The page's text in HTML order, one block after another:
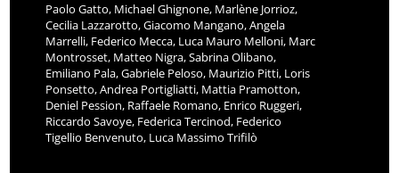
Paolo Gatto, Michael Ghignone, Marlène Jorrioz,
Cecilia Lazzarotto, Giacomo Mangano, Angela
Marrelli, Federico Mecca, Luca Mauro Melloni, Marc
Montrosset, Matteo Nigra, Sabrina Olibano,
Emiliano Pala, Gabriele Peloso, Maurizio Pitti, Loris
Ponsetto, Andrea Portigliatti, Mattia Pramotton,
Deniel Pession, Raffaele Romano, Enrico Ruggeri,
Riccardo Savoye, Federica Tercinod, Federico
Tigellio Benvenuto, Luca Massimo Trifilò